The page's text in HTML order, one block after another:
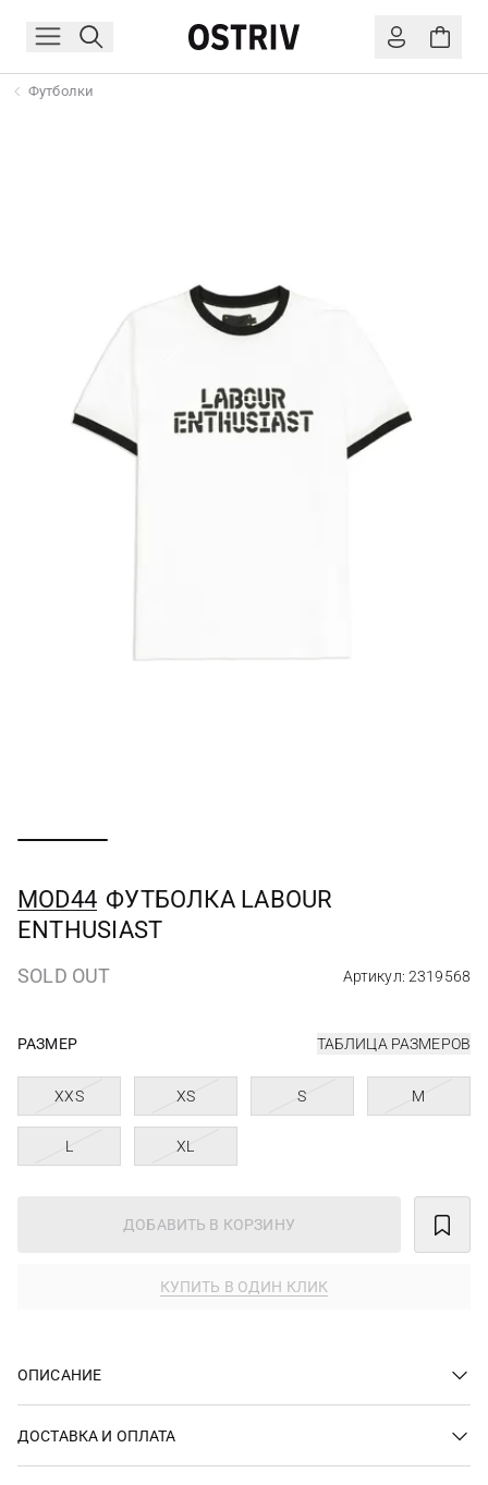
Футболки
MOD44 ФУТБОЛКА LABOUR
ENTHUSIAST
SOLD OUT Артикул: 2319568
РАЗМЕР ТАБЛИЦА РАЗМЕРОВ
XXS XS S M
L XL
ДОБАВИТЬ В КОРЗИНУ
КУПИТЬ В ОДИН КЛИК
ОПИСАНИЕ
ДОСТАВКА И ОПЛАТА